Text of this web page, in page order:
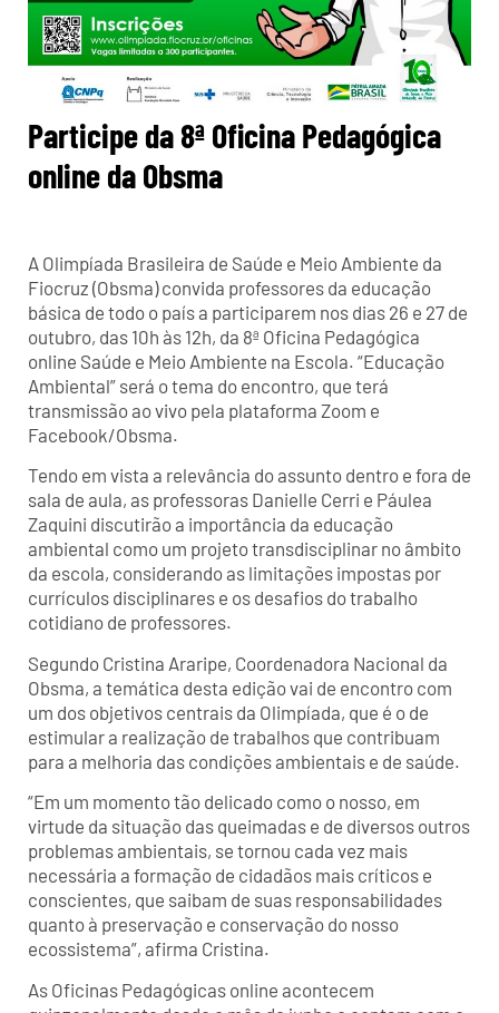
Participe da 8ª Oficina Pedagógica
online da Obsma
A Olimpíada Brasileira de Saúde e Meio Ambiente da
Fiocruz (Obsma) convida professores da educação
básica de todo o país a participarem nos dias 26 e 27 de
outubro, das 10h às 12h, da 8ª Oficina Pedagógica
online Saúde e Meio Ambiente na Escola. “Educação
Ambiental” será o tema do encontro, que terá
transmissão ao vivo pela plataforma Zoom e
Facebook/Obsma.
Tendo em vista a relevância do assunto dentro e fora de
sala de aula, as professoras Danielle Cerri e Páulea
Zaquini discutirão a importância da educação
ambiental como um projeto transdisciplinar no âmbito
da escola, considerando as limitações impostas por
currículos disciplinares e os desafios do trabalho
cotidiano de professores.
Segundo Cristina Araripe, Coordenadora Nacional da
Obsma, a temática desta edição vai de encontro com
um dos objetivos centrais da Olimpíada, que é o de
estimular a realização de trabalhos que contribuam
para a melhoria das condições ambientais e de saúde.
“Em um momento tão delicado como o nosso, em
virtude da situação das queimadas e de diversos outros
problemas ambientais, se tornou cada vez mais
necessária a formação de cidadãos mais críticos e
conscientes, que saibam de suas responsabilidades
quanto à preservação e conservação do nosso
ecossistema”, afirma Cristina.
As Oficinas Pedagógicas online acontecem